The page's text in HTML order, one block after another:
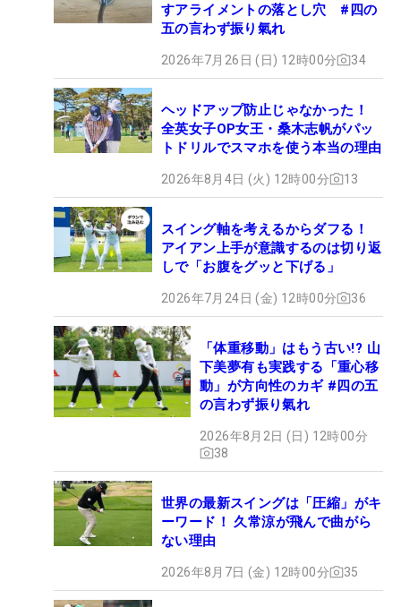
すアライメントの落とし穴 #四の
五の言わず振り氣れ
2026年7月26日 (日) 12時00分 34
ヘッドアップ防止じゃなかった！
全英女子OP女王・桑木志帆がパッ
トドリルでスマホを使う本当の理由
2026年8月4日 (火) 12時00分 13
スイング軸を考えるからダフる！
アイアン上手が意識するのは切り返
しで「お腹をグッと下げる」
2026年7月24日 (金) 12時00分 36
「体重移動」はもう古い!? 山
下美夢有も実践する「重心移
動」が方向性のカギ #四の五
の言わず振り氣れ
2026年8月2日 (日) 12時00分
38
世界の最新スイングは「圧縮」がキ
ーワード！ 久常涼が飛んで曲がら
ない理由
2026年8月7日 (金) 12時00分 35